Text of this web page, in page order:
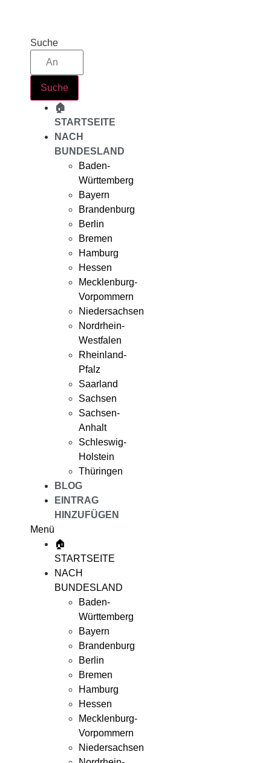
Suche
Suche
🏠
STARTSEITE
NACH
BUNDESLAND
Baden-
Württemberg
Bayern
Brandenburg
Berlin
Bremen
Hamburg
Hessen
Mecklenburg-
Vorpommern
Niedersachsen
Nordrhein-
Westfalen
Rheinland-
Pfalz
Saarland
Sachsen
Sachsen-
Anhalt
Schleswig-
Holstein
Thüringen
BLOG
EINTRAG
HINZUFÜGEN
Menü
🏠
STARTSEITE
NACH
BUNDESLAND
Baden-
Württemberg
Bayern
Brandenburg
Berlin
Bremen
Hamburg
Hessen
Mecklenburg-
Vorpommern
Niedersachsen